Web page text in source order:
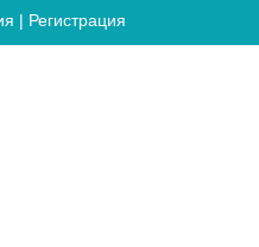
| Регистрация